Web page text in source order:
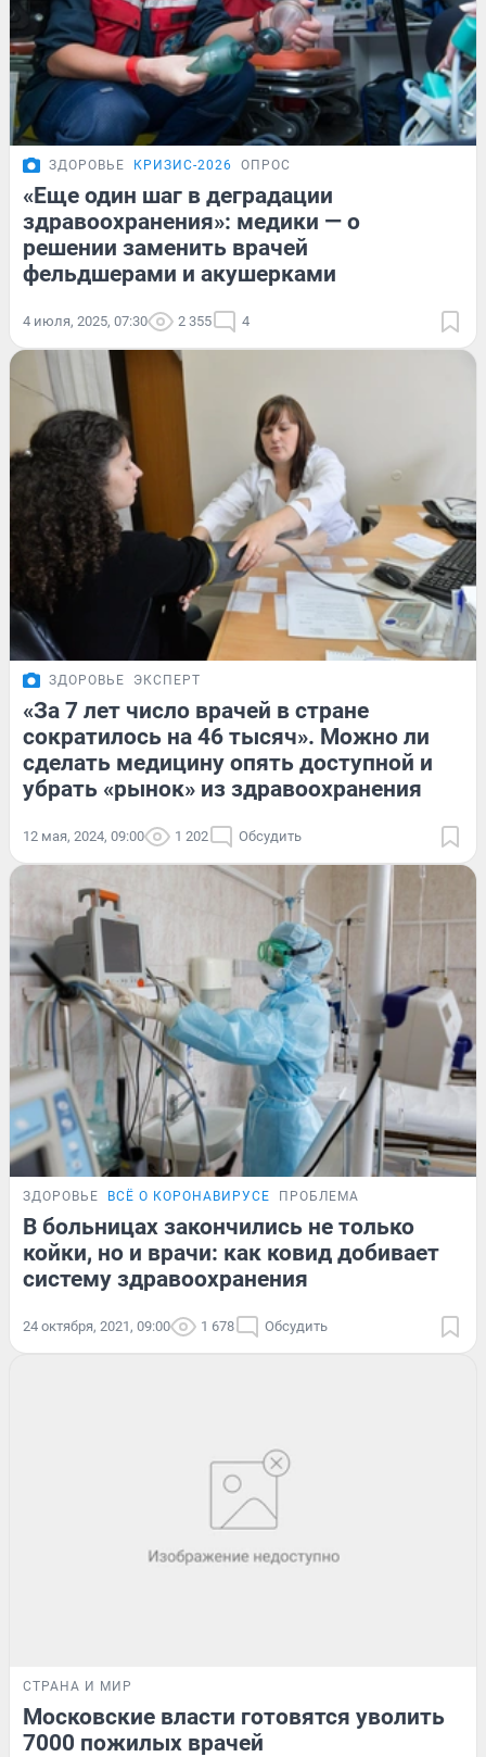
ЗДОРОВЬЕ КРИЗИС-2026 ОПРОС
«Eще один шаг в деградации
здравоохранения»: медики — о
решении заменить врачей
фельдшерами и акушерками
4 июля, 2025, 07:30 2 355 4
ЗДОРОВЬЕ ЭКСПЕРТ
«За 7 лет число врачей в стране
сократилось на 46 тысяч». Можно ли
сделать медицину опять доступной и
убрать «рынок» из здравоохранения
12 мая, 2024, 09:00 1 202 Обсудить
ЗДОРОВЬЕ ВСЁ О КОРОНАВИРУСЕ ПРОБЛЕМА
В больницах закончились не только
койки, но и врачи: как ковид добивает
систему здравоохранения
24 октября, 2021, 09:00 1 678 Обсудить
СТРАНА И МИР
Московские власти готовятся уволить
7000 пожилых врачей